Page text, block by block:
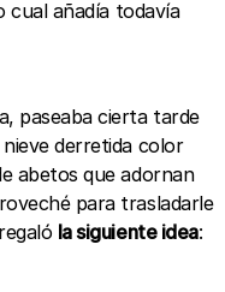
cual añadía todavía
paseaba cierta tarde
derretida color
abetos que adornan
para trasladarle
la siguiente idea: